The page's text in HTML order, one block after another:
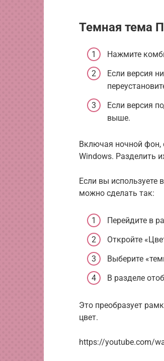
Темная тема
Нажмите
Если версия
Если версия
выше.
Включая ночной фон,
Windows. Разделить
Если вы используете
можно сделать так:
Перейдите в
Откройте
Выберите
В разделе
Это преобразует
цвет.
https://youtube.com/